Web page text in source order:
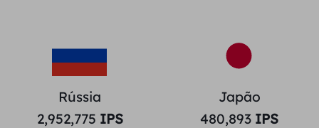
Rússia
2,952,775 IPS
Japão
480,893 IPS